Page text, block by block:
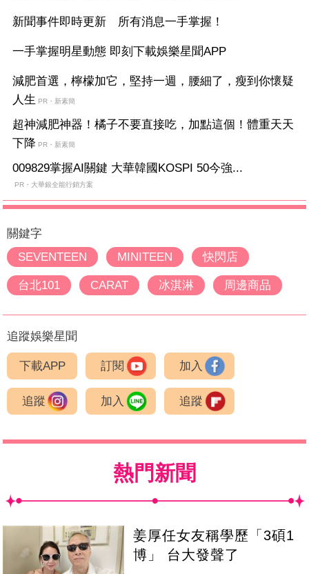
新聞事件即時更新 所有消息一手掌握！
一手掌握明星動態 即刻下載娛樂星聞APP
減肥首選，檸檬加它，堅持一週，腰細了，瘦到你懷疑
人生 PR・新素簡
超神減肥神器！橘子不要直接吃，加點這個！體重天天
下降 PR・新素簡
009829掌握AI關鍵 大華韓國KOSPI 50今強...
PR・大華銀全能行銷方案
關鍵字
SEVENTEEN
MINITEEN 快閃店
台北101 CARAT 冰淇淋 周邊商品
追蹤娛樂星聞
下載APP 訂閱 加入
追蹤 加入 追蹤
熱門新聞
姜厚任女友稱學歷「3碩1
博」 台大發聲了